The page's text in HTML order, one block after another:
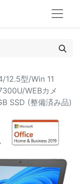
12.5型/Win 11
WEBカメ
SSD (整備済み品)